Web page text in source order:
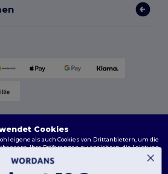
Cookies
eigene als auch Cookies von Drittanbietern, um die
Ihre Präferenzen zu speichern, die Leistung
ein reibungsloses und personalisiertes Surferlebnis
maßgeschneidertem Inhalt, optimierten